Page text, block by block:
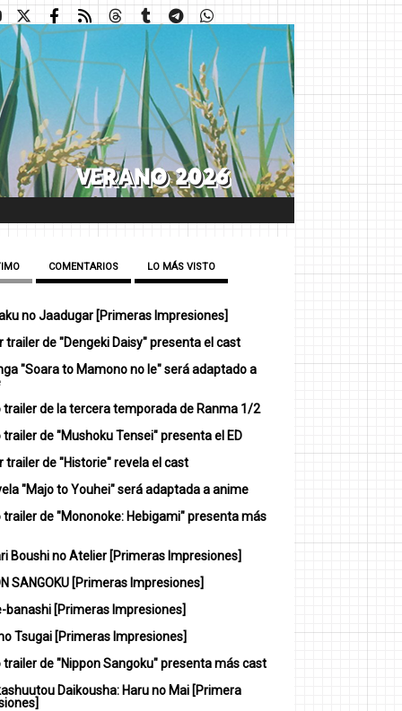
COMENTARIOS LO MÁS VISTO
no Jaadugar [Primeras Impresiones]
trailer de "Dengeki Daisy" presenta el cast
"Soara to Mamono no Ie" será adaptado a
trailer de la tercera temporada de Ranma 1/2
trailer de "Mushoku Tensei" presenta el ED
trailer de "Historie" revela el cast
"Majo to Youhei" será adaptada a anime
trailer de "Mononoke: Hebigami" presenta más
Boushi no Atelier [Primeras Impresiones]
SANGOKU [Primeras Impresiones]
banashi [Primeras Impresiones]
Tsugai [Primeras Impresiones]
trailer de "Nippon Sangoku" presenta más cast
Daikousha: Haru no Mai [Primera